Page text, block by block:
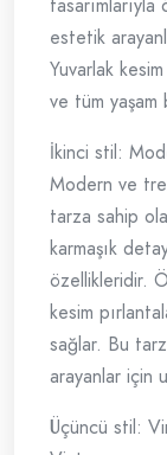
estetik
Yuvarlak
ve tüm yaşam
İkinci stil:
Modern ve
tarza sahip
karmaşık
özellikleridir.
kesim
sağlar. Bu
arayanlar için
Üçüncü stil: